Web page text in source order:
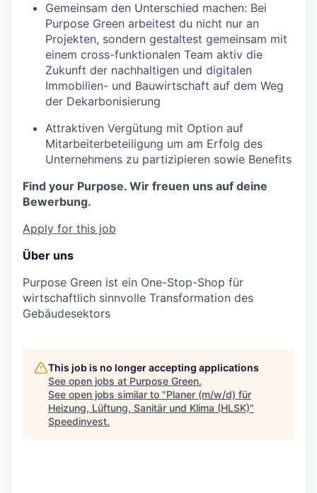
Gemeinsam den Unterschied machen: Bei
Purpose Green arbeitest du nicht nur an
Projekten, sondern gestaltest gemeinsam mit
einem cross-funktionalen Team aktiv die
Zukunft der nachhaltigen und digitalen
Immobilien- und Bauwirtschaft auf dem Weg
der Dekarbonisierung
Attraktiven Vergütung mit Option auf
Mitarbeiterbeteiligung um am Erfolg des
Unternehmens zu partizipieren sowie Benefits
Find your Purpose. Wir freuen uns auf deine
Bewerbung.
Apply for this job
Über uns
Purpose Green ist ein One-Stop-Shop für
wirtschaftlich sinnvolle Transformation des
Gebäudesektors
This job is no longer accepting applications
See open jobs at Purpose Green.
See open jobs similar to "Planer (m/w/d) für
Heizung, Lüftung, Sanitär und Klima (HLSK)"
Speedinvest.